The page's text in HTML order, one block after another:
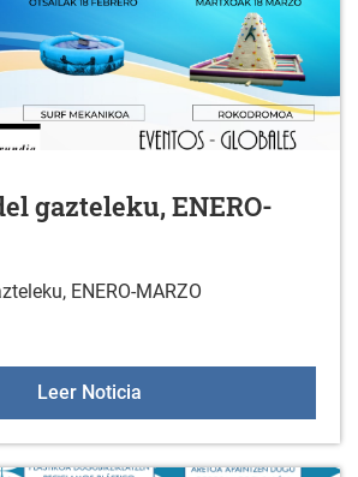
gazteleku, ENERO-
ENERO-MARZO
Leer NoticiaPrograma del gazteleku,